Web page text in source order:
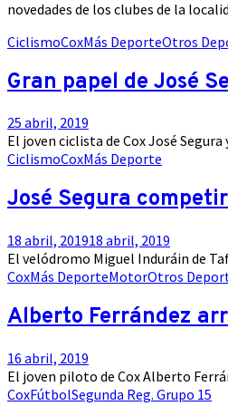
novedades de los clubes de la
CiclismoCoxMás DeporteOtros
Gran papel de José
25 abril, 2019
El joven ciclista de Cox José
CiclismoCoxMás Deporte
José Segura
18 abril, 201918 abril, 2019
El velódromo Miguel Induráin de
CoxMás DeporteMotorOtros
Alberto Ferrández
16 abril, 2019
El joven piloto de Cox Alberto
CoxFútbolSegunda Reg. Grupo 15